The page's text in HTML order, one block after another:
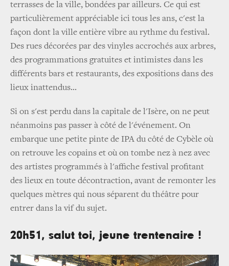
terrasses de la ville, bondées par ailleurs. Ce qui est
particulièrement appréciable ici tous les ans, c'est la
façon dont la ville entière vibre au rythme du festival.
Des rues décorées par des vinyles accrochés aux arbres,
des programmations gratuites et intimistes dans les
différents bars et restaurants, des expositions dans des
lieux inattendus...
Si on s'est perdu dans la capitale de l'Isère, on ne peut
néanmoins pas passer à côté de l'événement. On
embarque une petite pinte de IPA du côté de Cybèle où
on retrouve les copains et où on tombe nez à nez avec
des artistes programmés à l'affiche festival profitant
des lieux en toute décontraction, avant de remonter les
quelques mètres qui nous séparent du théâtre pour
entrer dans la vif du sujet.
20h51, salut toi, jeune trentenaire !